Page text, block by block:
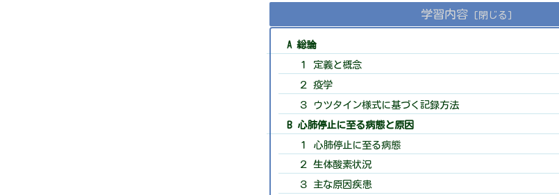
学習内容
A 総論
１ 定義と概念
２ 疫学
３ ウツタイン様式に基づく記録方法
B 心肺停止に至る病態と原因
１ 心肺停止に至る病態
２ 生体酸素状況
３ 主な原因疾患